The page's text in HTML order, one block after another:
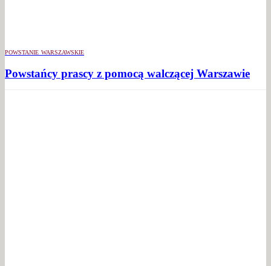
POWSTANIE WARSZAWSKIE
Powstańcy prascy z pomocą walczącej Warszawie